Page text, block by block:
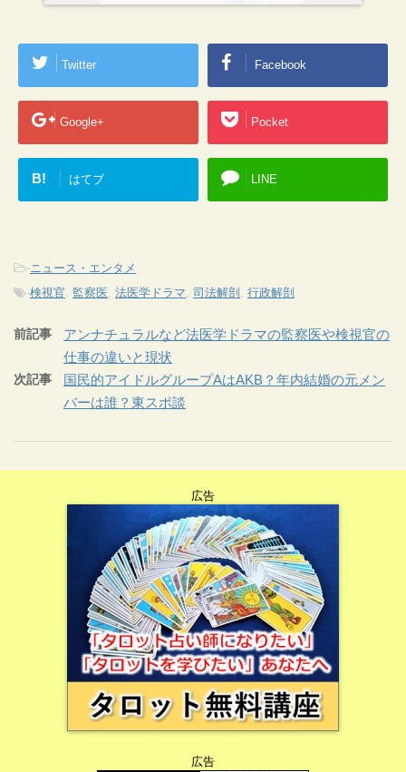
Twitter Facebook
Google+ Pocket
B! はてブ LINE
-ニュース・エンタメ
-検視官 監察医 法医学ドラマ 司法解剖 行政解剖
前記事
アンナチュラルなど法医学ドラマの監察医や検視官の
仕事の違いと現状
次記事
国民的アイドルグループAはAKB？年内結婚の元メン
バーは誰？東スポ談
広告
広告